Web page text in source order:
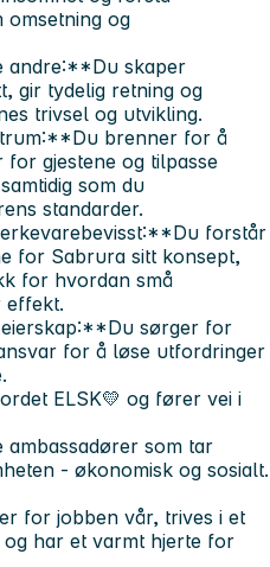
omsetning og
andre:**Du skaper
gir tydelig retning og
trivsel og utvikling.
brenner for å
gjestene og tilpasse
som du
standarder.
forstår
for Sabrura sitt konsept,
for hvordan små
effekt.
sørger for
for å løse utfordringer
ELSK💛 og fører vei i
ambassadører som tar
- økonomisk og sosialt.
for jobben vår, trives i et
har et varmt hjerte for